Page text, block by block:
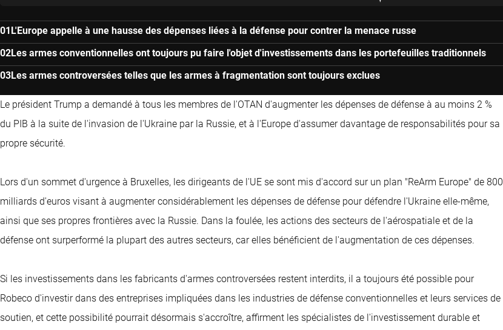
L'Europe appelle à une hausse des dépenses liées à la défense pour contrer la menace russe
Les armes conventionnelles ont toujours pu faire l'objet d'investissements dans les portefeuilles traditionnels
Les armes controversées telles que les armes à fragmentation sont toujours exclues
Le président Trump a demandé à tous les membres de l'OTAN d'augmenter les dépenses de défense à au moins 2 %
du PIB à la suite de l'invasion de l'Ukraine par la Russie, et à l'Europe d'assumer davantage de responsabilités pour sa
propre sécurité.
Lors d'un sommet d'urgence à Bruxelles, les dirigeants de l'UE se sont mis d'accord sur un plan "ReArm Europe" de 800
milliards d'euros visant à augmenter considérablement les dépenses de défense pour défendre l'Ukraine elle-même,
ainsi que ses propres frontières avec la Russie. Dans la foulée, les actions des secteurs de l'aérospatiale et de la
défense ont surperformé la plupart des autres secteurs, car elles bénéficient de l'augmentation de ces dépenses.
Si les investissements dans les fabricants d'armes controversées restent interdits, il a toujours été possible pour
Robeco d'investir dans des entreprises impliquées dans les industries de défense conventionnelles et leurs services de
soutien, et cette possibilité pourrait désormais s'accroître, affirment les spécialistes de l'investissement durable et